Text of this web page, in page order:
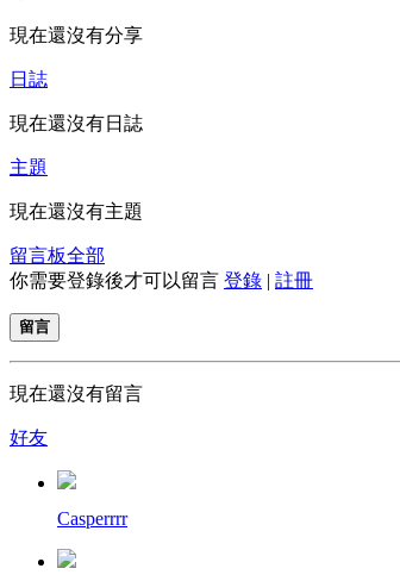
現在還沒有分享
日誌
現在還沒有日誌
主題
現在還沒有主題
留言板全部
你需要登錄後才可以留言 登錄 | 註冊
留言
現在還沒有留言
好友
Casperrrr